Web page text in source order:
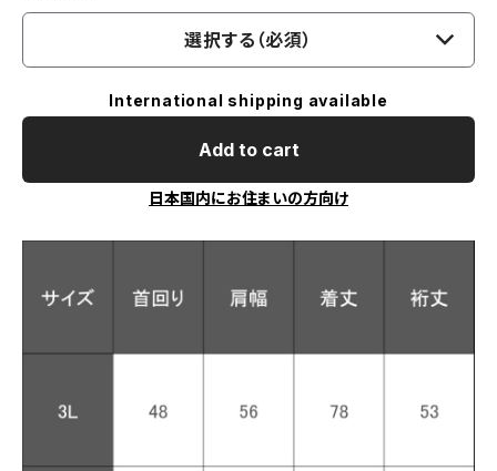
選択する（必須）
International shipping available
Add to cart
日本国内にお住まいの方向け